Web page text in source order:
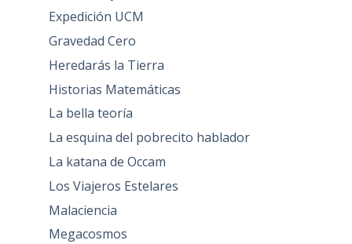
Expedición UCM
Gravedad Cero
Heredarás la Tierra
Historias Matemáticas
La bella teoría
La esquina del pobrecito hablador
La katana de Occam
Los Viajeros Estelares
Malaciencia
Megacosmos